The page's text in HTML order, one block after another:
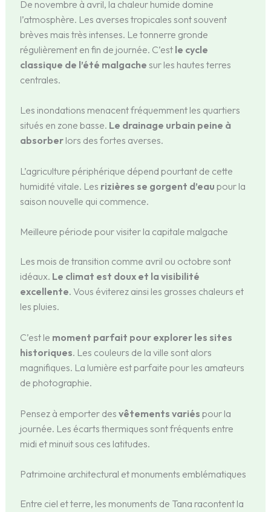
De novembre à avril, la chaleur humide domine
l’atmosphère. Les averses tropicales sont souvent
brèves mais très intenses. Le tonnerre gronde
régulièrement en fin de journée. C’est le cycle
classique de l’été malgache sur les hautes terres
centrales.
Les inondations menacent fréquemment les quartiers
situés en zone basse. Le drainage urbain peine à
absorberlors des fortes averses.
L’agriculture périphérique dépend pourtant de cette
humidité vitale. Les rizières se gorgent d’eau pour la
saison nouvelle qui commence.
Meilleure période pour visiter la capitale malgache
Les mois de transition comme avril ou octobre sont
idéaux. Le climat est doux et la visibilité
excellente. Vous éviterez ainsi les grosses chaleurs et
les pluies.
C’est le moment parfait pour explorer les sites
historiques. Les couleurs de la ville sont alors
magnifiques. La lumière est parfaite pour les amateurs
de photographie.
Pensez à emporter des vêtements variés pour la
journée. Les écarts thermiques sont fréquents entre
midi et minuit sous ces latitudes.
Patrimoine architectural et monuments emblématiques
Entre ciel et terre, les monuments de Tana racontent la